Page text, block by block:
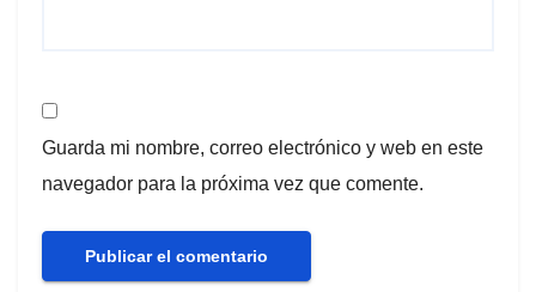
Guarda mi nombre, correo electrónico y web en este
navegador para la próxima vez que comente.